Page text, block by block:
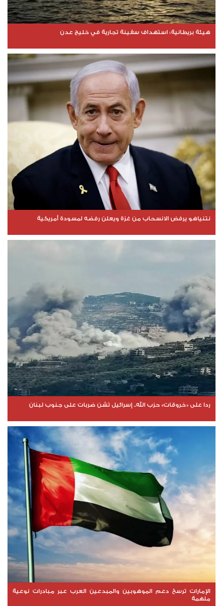
هيئة بريطانية: استهداف سفينة تجارية في خليج عدن
نتنياهو يرفض الانسحاب من غزة ويعلن رفضه لمسودة أمريكية
ردا على «خروقات» حزب الله.. إسرائيل تشن ضربات على جنوب لبنان
الإمارات ترسخ دعم الموهوبين والمبدعين العرب عبر مبادرات نوعية
ملهمة